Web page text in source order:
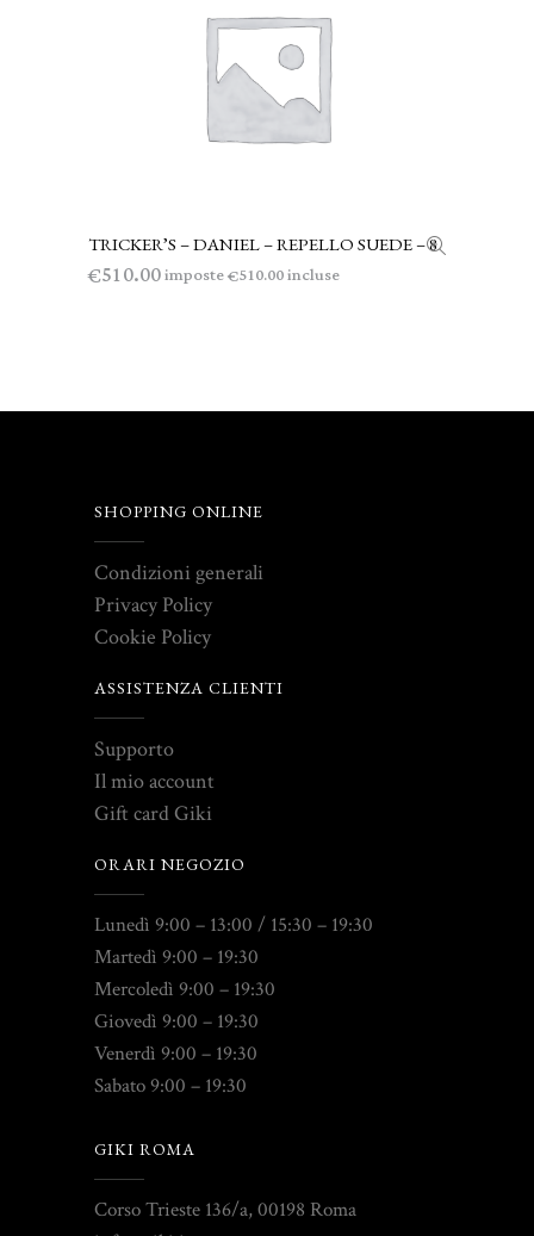
LEGGI TUTTO
TRICKER’S – DANIEL – REPELLO SUEDE – 8
€510.00imposte€510.00incluse
SHOPPING ONLINE
Condizioni generali
Privacy Policy
Cookie Policy
ASSISTENZA CLIENTI
Supporto
Il mio account
Gift card Giki
ORARI NEGOZIO
Lunedì 9:00 – 13:00 / 15:30 – 19:30
Martedì 9:00 – 19:30
Mercoledì 9:00 – 19:30
Giovedì 9:00 – 19:30
Venerdì 9:00 – 19:30
Sabato 9:00 – 19:30
GIKI ROMA
Corso Trieste 136/a, 00198 Roma